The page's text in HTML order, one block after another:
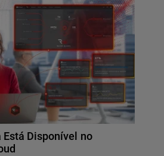
Disponível no